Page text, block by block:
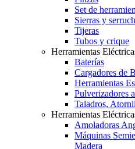
Set de
Sierras y
Tijeras
Tubos y crique
Herramientas
Baterías
Cargadores de
Herramientas
Pulverizadores
Taladros,
Herramientas
Amoladoras
Máquinas
Madera